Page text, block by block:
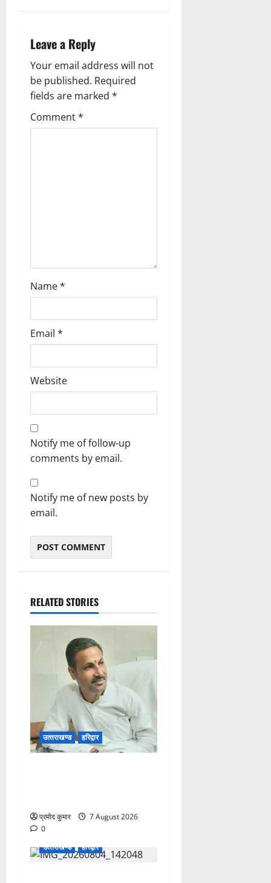
v
i
g
a
t
Leave a Reply
Your email address will not
be published. Required
fields are marked *
Comment*
Name*
Email *
Website
Notify me of follow-up
comments by email.
Notify me of new posts by
email.
RELATED STORIES
उत्‍तराखण्‍ड हरिद्वार
प्रमोद कुमार
7 August 2026
0
उत्‍तराखण्‍ड
हरिद्वार